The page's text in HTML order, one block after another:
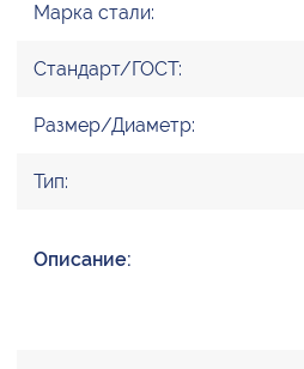
Марка стали:
Стандарт/ГОСТ:
Размер/Диаметр:
Тип:
Описание: